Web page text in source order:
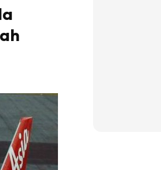
dan relax dengan LIBUR.